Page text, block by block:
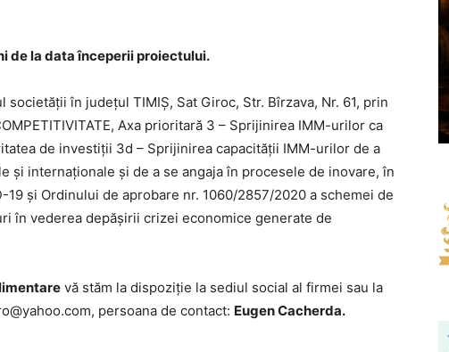
de la data începerii proiectului.
în judeţul TIMIȘ, Sat Giroc, Str. Bîrzava, Nr. 61, prin
Axa prioritară 3 – Sprijinirea IMM-urilor ca
de investiții 3d – Sprijinirea capacității IMM-urilor de a
și internaționale și de a se angaja în procesele de inovare, în
și Ordinului de aprobare nr. 1060/2857/2020 a schemei de
în vederea depășirii crizei economice generate de
vă stăm la dispoziție la sediul social al firmei sau la
persoana de contact: Eugen Cacherda.